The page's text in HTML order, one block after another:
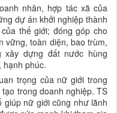
nhân, hợp tác xã của
dự án khởi nghiệp thành
thế giới; đóng góp cho
vững, toàn diện, bao trùm,
xây dựng đất nước hùng
phúc.
trọng của nữ giới trong
trong doanh nghiệp. TS
giúp nữ giới cũng như lãnh